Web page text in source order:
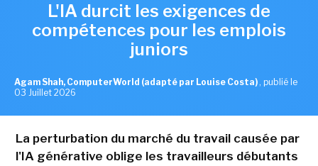
L'IA durcit les exigences de
compétences pour les emplois
juniors
Agam Shah, ComputerWorld (adapté par Louise Costa) , publié le
03 Juillet 2026
La perturbation du marché du travail causée par
l'IA générative oblige les travailleurs débutants